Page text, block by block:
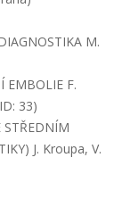
M.
EMBOLIE F.
33)
STŘEDNÍM
J. Kroupa, V.